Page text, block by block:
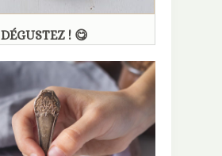
DÉGUSTEZ ! 😋